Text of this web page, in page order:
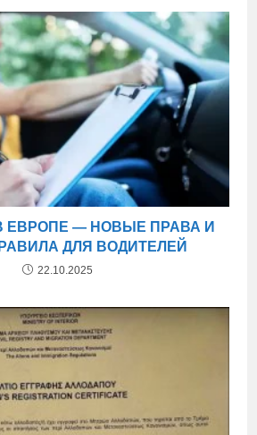
ЕВРОПЕ — НОВЫЕ ПРАВА И
ДЛЯ ВОДИТЕЛЕЙ
22.10.2025